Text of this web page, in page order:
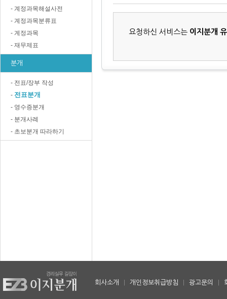
- 계정과목해설사전
- 계정과목분류표
- 계정과목
- 재무제표
분개
- 전표/장부 작성
- 전표분개
- 영수증분개
- 분개사례
- 초보분개 따라하기
요청하신 서비스는 이지분개
회사소개 개인정보취급방침 광고문의